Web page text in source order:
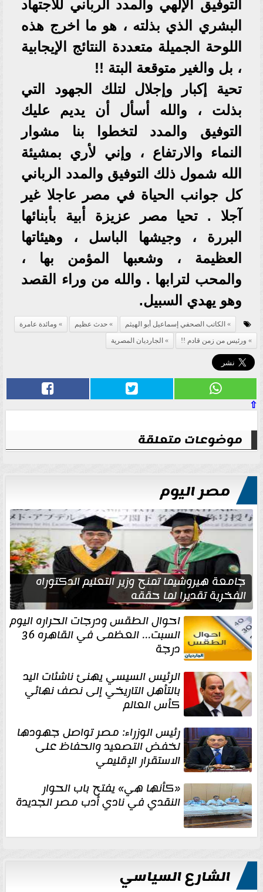
التوفيق الإلهي والمدد الرباني للاجتهاد
البشري الذي بذلته ، هو ما اخرج هذه
اللوحة الجميلة متعددة النتائج الإيجابية
، بل والغير متوقعة البتة !!
تحية إكبار وإجلال لتلك الجهود التي
بذلت ، والله أسأل أن يديم عليك
التوفيق والمدد لتخطوا بنا مشوار
النماء والارتفاع ، وإني لأري بمشيئة
الله شمول ذلك التوفيق والمدد الرباني
كل جوانب الحياة في مصر عاجلا غير
آجلا . تحيا مصر عزيزة أبية بأبنائها
البررة ، وجيشها الباسل ، وهيئاتها
العظيمة ، وشعبها المؤمن بها ،
والمحب لترابها . والله من وراء القصد
وهو يهدي السبيل.
الكاتب الصحفي إسماعيل أبو الهيثم حدث عظيم
ومائدة عامرة
ورئيس من زمن قادم !!
الجارديان المصرية
⇧
موضوعات متعلقة
مصر اليوم
جامعة هيروشيما تمنح وزير التعليم الدكتوراه
الفخرية تقديرا لما حققه
احوال الطقس ودرجات الحراره اليوم
السبت... العظمى في القاهره 36
درجة
الرئيس السيسي يهنئ ناشئات اليد
بالتأهل التاريخي إلى نصف نهائي
كأس العالم
رئيس الوزراء: مصر تواصل جهودها
لخفض التصعيد والحفاظ على
الاستقرار الإقليمي
«كأنها هي» يفتح باب الحوار
النقدي في نادي أدب مصر الجديدة
الشارع السياسي